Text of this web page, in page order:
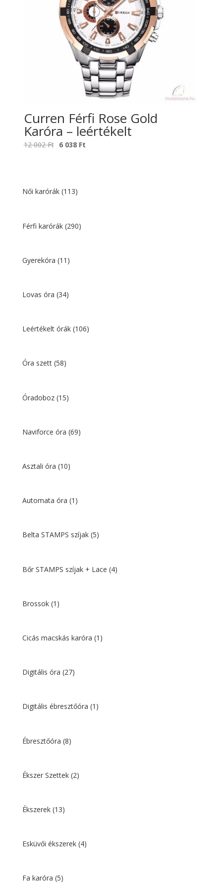
Curren Férfi Rose Gold
Karóra – leértékelt
12 002Ft Original
002 Ft.
6 038 Ft
Női karórák (113)
Férfi karórák (290)
Gyerekóra (11)
Lovas óra (34)
Leértékelt órák (106)
Óra szett (58)
Óradoboz (15)
Naviforce óra (69)
Asztali óra (10)
Automata óra (1)
Belta STAMPS szíjak (5)
Bőr STAMPS szíjak + Lace (4)
Brossok (1)
Cicás macskás karóra (1)
Digitális óra (27)
Digitális ébresztőóra (1)
Ébresztőóra (8)
Ékszer Szettek (2)
Ékszerek (13)
Esküvői ékszerek (4)
Fa karóra (5)